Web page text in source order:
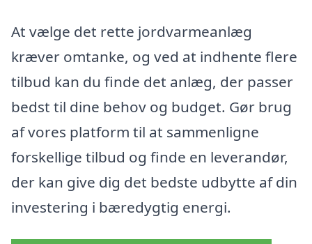
At vælge det rette jordvarmeanlæg
kræver omtanke, og ved at indhente flere
tilbud kan du finde det anlæg, der passer
bedst til dine behov og budget. Gør brug
af vores platform til at sammenligne
forskellige tilbud og finde en leverandør,
der kan give dig det bedste udbytte af din
investering i bæredygtig energi.